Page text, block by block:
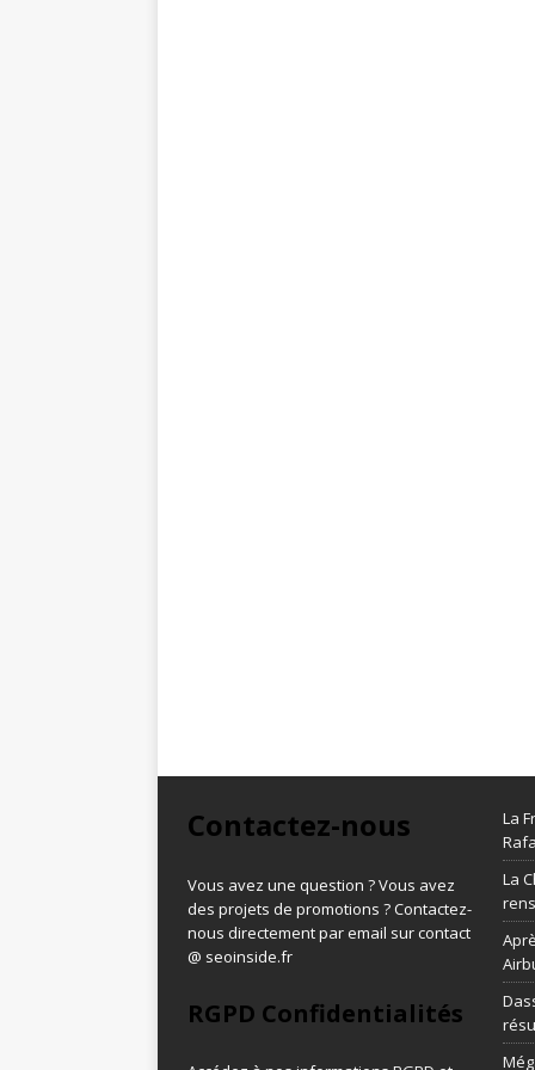
Contactez-nous
Vous avez une question ? Vous avez
des projets de promotions ? Contactez-
nous directement par email sur contact
@ seoinside.fr
RGPD Confidentialités
La
La